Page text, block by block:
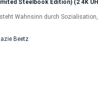
Steelbook Edition) (2 4K
Wahnsinn durch
Beetz